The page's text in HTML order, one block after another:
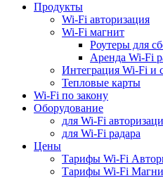
Продукты
Wi-Fi авторизация
Wi-Fi магнит
Роутеры для
Аренда Wi-Fi
Интеграция Wi-Fi и
Тепловые карты
Wi-Fi по закону
Оборудование
для Wi-Fi
для Wi-Fi радара
Цены
Тарифы Wi-Fi
Тарифы Wi-Fi